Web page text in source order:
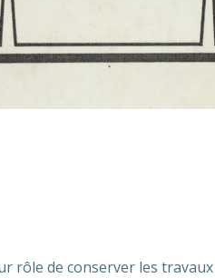
rôle de conserver les